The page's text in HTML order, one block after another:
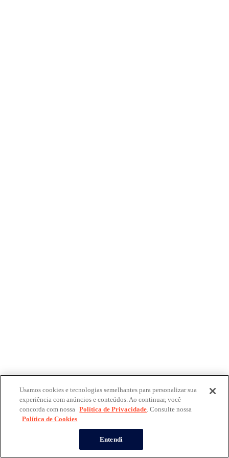
Usamos cookies e tecnologias semelhantes para personalizar sua
experiência com anúncios e conteúdos. Ao continuar, você
concorda com nossa Política de Privacidade. Consulte nossa
Política de Cookies
Entendi